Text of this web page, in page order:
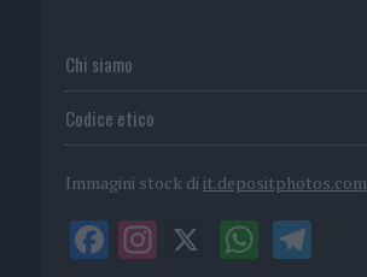
Chi siamo
Codice etico
Immagini stock di it.depositphotos.com